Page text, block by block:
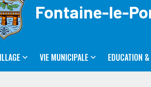
Fontaine-le-
VIE MUNICIPALE EDUCATION